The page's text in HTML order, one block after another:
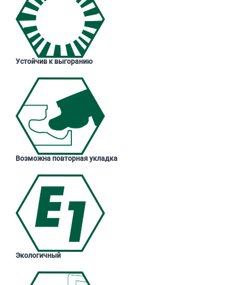
Устойчив к выгоранию
Возможна повторная укладка
Экологичный